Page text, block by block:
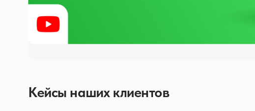
Кейсы наших клиентов